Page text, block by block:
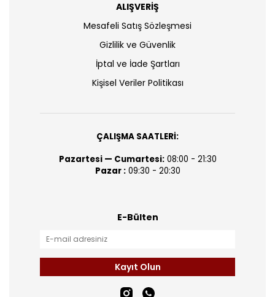
ALIŞVERİŞ
Mesafeli Satış Sözleşmesi
Gizlilik ve Güvenlik
İptal ve İade Şartları
Kişisel Veriler Politikası
ÇALIŞMA SAATLERİ:
Pazartesi — Cumartesi:08:00 - 21:30
Pazar :09:30 - 20:30
E-Bülten
Kayıt Olun